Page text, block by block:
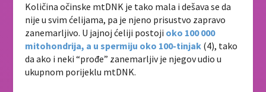
Količina očinske mtDNK je tako mala i dešava se da
nije u svim ćelijama, pa je njeno prisustvo zapravo
zanemarljivo. U jajnoj ćeliji postoji oko 100 000
mitohondrija, a u spermiju oko 100-tinjak (4), tako
da ako i neki “prođe” zanemarljiv je njegov udio u
ukupnom porijeklu mtDNK.